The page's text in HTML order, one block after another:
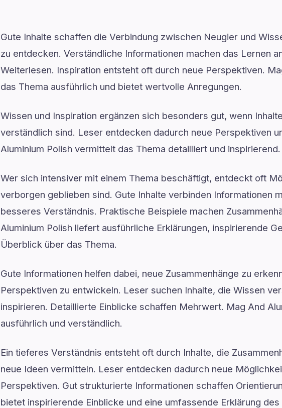
Gute Inhalte schaffen die Verbindung zwischen Neugier und
zu entdecken. Verständliche Informationen machen das Lernen
Weiterlesen. Inspiration entsteht oft durch neue Perspektiven.
das Thema ausführlich und bietet wertvolle Anregungen.
Wissen und Inspiration ergänzen sich besonders gut, wenn
verständlich sind. Leser entdecken dadurch neue Perspektiven
Aluminium Polish vermittelt das Thema detailliert und inspirierend.
Wer sich intensiver mit einem Thema beschäftigt, entdeckt oft
verborgen geblieben sind. Gute Inhalte verbinden Informationen
besseres Verständnis. Praktische Beispiele machen
Aluminium Polish liefert ausführliche Erklärungen, inspirierende
Überblick über das Thema.
Gute Informationen helfen dabei, neue Zusammenhänge zu
Perspektiven zu entwickeln. Leser suchen Inhalte, die Wissen
inspirieren. Detaillierte Einblicke schaffen Mehrwert. Mag And
ausführlich und verständlich.
Ein tieferes Verständnis entsteht oft durch Inhalte, die
neue Ideen vermitteln. Leser entdecken dadurch neue
Perspektiven. Gut strukturierte Informationen schaffen
bietet inspirierende Einblicke und eine umfassende Erklärung des